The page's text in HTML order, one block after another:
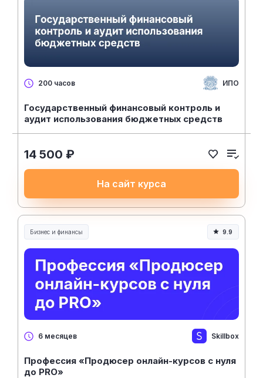
200 часов ИПО
Государственный финансовый контроль и
аудит использования бюджетных средств
14 500 ₽
На сайт курса
Бизнес и финансы 9.9
6 месяцев Skillbox
Профессия «Продюсер онлайн-курсов с нуля
до PRO»